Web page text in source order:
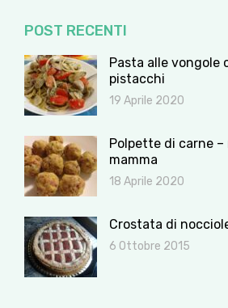
POST RECENTI
Pasta alle vongole
pistacchi
19 Aprile 2020
Polpette di carne
mamma
18 Aprile 2020
Crostata di
6 Ottobre 2015